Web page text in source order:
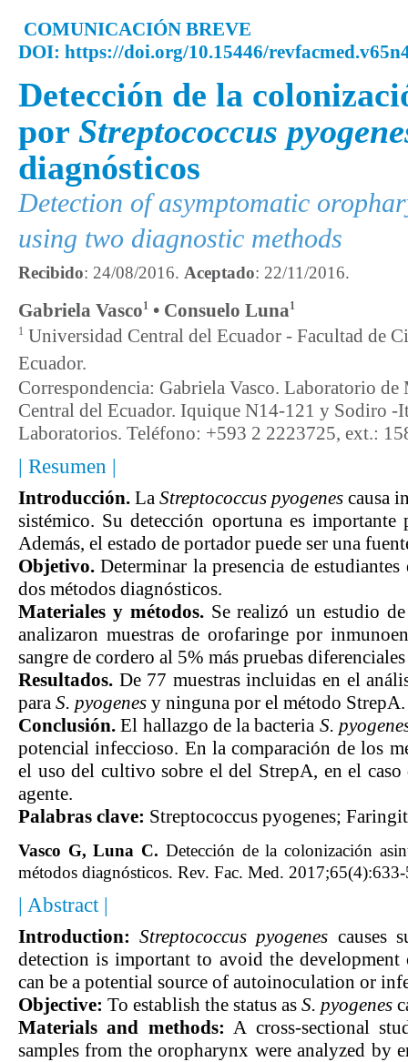
COMUNICACIÓN BREVE
DOI: https://doi.org/10.15446/
Detección de la
por Streptococcus
diagnósticos
Detection of asymptomatic
using two diagnostic methods
Recibido: 24/08/2016. Aceptado: 22/11/2016.
Gabriela Vasco1 • Consuelo Luna1
1 Universidad Central del Ecuador - Facultad de
Ecuador.
Correspondencia: Gabriela Vasco. Laboratorio
Central del Ecuador. Iquique N14-121 y Sodiro
Laboratorios. Teléfono: +593 2 2223725, ext.:
| Resumen |
Introducción. LaStreptococcus pyogenes causa
sistémico. Su detección oportuna es
Además, el estado de portador puede ser una
Objetivo. Determinar la presencia de
dos métodos diagnósticos.
Materiales y métodos.Se realizó un estudio de
analizaron muestras de orofaringe por
sangre de cordero al 5% más pruebas
Resultados. De 77 muestras incluidas en el
para S. pyogenes y ninguna por el método StrepA.
Conclusión. El hallazgo de la bacteria S.
potencial infeccioso. En la comparación de los
el uso del cultivo sobre el del StrepA, en el caso
agente.
Palabras clave: Streptococcus pyogenes;
Vasco G, Luna C. Detección de la colonización
métodos diagnósticos. Rev. Fac. Med.
| Abstract |
Introduction: Streptococcus pyogenes causes
detection is important to avoid the
can be a potential source of autoinoculation or
Objective: To establish the status as S. pyogenes
Materials and methods: A cross-sectional
samples from the oropharynx were analyzed by